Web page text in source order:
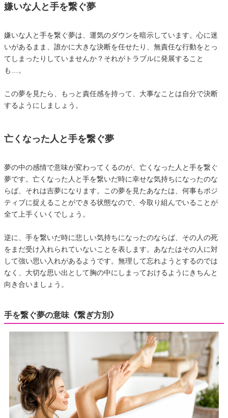
嫌いな人と手を繋ぐ夢
嫌いな人と手を繋ぐ夢は、運気のダウンを暗示しています。心に迷
いがあるまま、誰かに大きな決断を任せたり、無責任な行動をとっ
てしまったりしていませんか？それがトラブルに発展すること
も…。
この夢を見たら、もっと責任感を持って、大事なことは自分で決断
するようにしましょう。
亡くなった人と手を繋ぐ夢
夢の中の感情で意味が変わってくるのが、亡くなった人と手を繋ぐ
夢です。亡くなった人と手を繋いだ時に幸せな気持ちになったのな
らば、それは吉夢になります。この夢を見たあなたは、何事もポジ
ティブに捉えることができる状態なので、今取り組んでいることが
全て上手くいくでしょう。
逆に、手を繋いだ時に悲しい気持ちになったのならば、その人の死
をまだ受け入れられていないことを表します。あなたはその人に対
して強い思い入れがあるようです。無理して忘れようとするのでは
なく、大切な思い出として胸の中にしまっておけるようにきちんと
向き合いましょう。
手を繋ぐ夢の意味《繋ぎ方別》